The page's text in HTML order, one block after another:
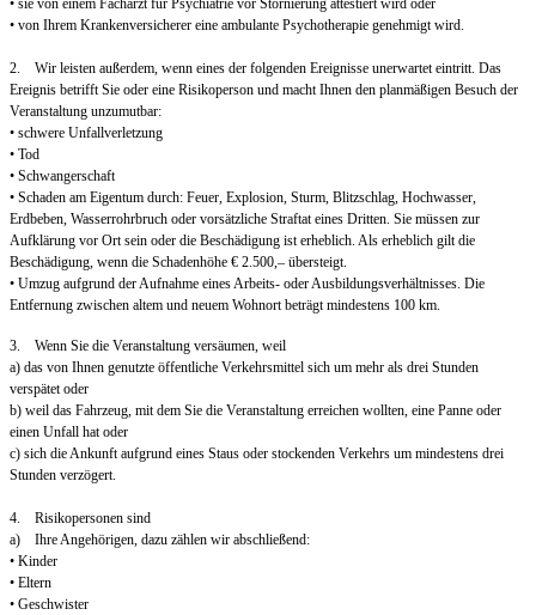
• sie von einem Facharzt für Psychiatrie vor Stornierung attestiert wird oder
• von Ihrem Krankenversicherer eine ambulante Psychotherapie genehmigt wird.
2. Wir leisten außerdem, wenn eines der folgenden Ereignisse unerwartet eintritt. Das
Ereignis betrifft Sie oder eine Risikoperson und macht Ihnen den planmäßigen Besuch der
Veranstaltung unzumutbar:
• schwere Unfallverletzung
• Tod
• Schwangerschaft
• Schaden am Eigentum durch: Feuer, Explosion, Sturm, Blitzschlag, Hochwasser,
Erdbeben, Wasserrohrbruch oder vorsätzliche Straftat eines Dritten. Sie müssen zur
Aufklärung vor Ort sein oder die Beschädigung ist erheblich. Als erheblich gilt die
Beschädigung, wenn die Schadenhöhe € 2.500,– übersteigt.
• Umzug aufgrund der Aufnahme eines Arbeits- oder Ausbildungsverhältnisses. Die
Entfernung zwischen altem und neuem Wohnort beträgt mindestens 100 km.
3. Wenn Sie die Veranstaltung versäumen, weil
a) das von Ihnen genutzte öffentliche Verkehrsmittel sich um mehr als drei Stunden
verspätet oder
b) weil das Fahrzeug, mit dem Sie die Veranstaltung erreichen wollten, eine Panne oder
einen Unfall hat oder
c) sich die Ankunft aufgrund eines Staus oder stockenden Verkehrs um mindestens drei
Stunden verzögert.
4. Risikopersonen sind
a) Ihre Angehörigen, dazu zählen wir abschließend:
• Kinder
• Eltern
• Geschwister